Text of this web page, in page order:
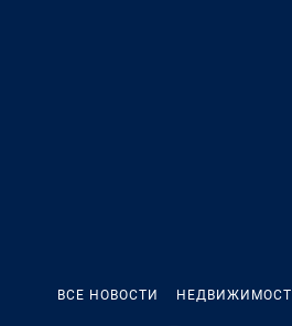
ВСЕ НОВОСТИ